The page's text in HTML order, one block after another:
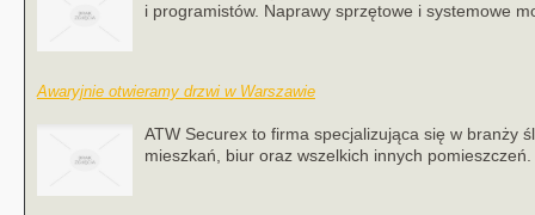
i programistów. Naprawy sprzętowe i systemowe
Awaryjnie otwieramy drzwi w Warszawie
ATW Securex to firma specjalizująca się w branży
mieszkań, biur oraz wszelkich innych